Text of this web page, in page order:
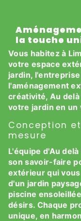
la touche
Vous habitez à
votre espace
jardin,
l'aménagement
créativité, Au
votre jardin en un
Conception
mesure
L'équipe d'Au
son savoir-faire
extérieur qui
d'un jardin
piscine
désirs. Chaque
unique, en